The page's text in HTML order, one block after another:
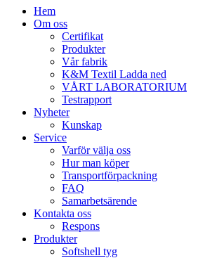
Hem
Om oss
Certifikat
Produkter
Vår fabrik
K&M Textil Ladda ned
VÅRT LABORATORIUM
Testrapport
Nyheter
Kunskap
Service
Varför välja oss
Hur man köper
Transportförpackning
FAQ
Samarbetsärende
Kontakta oss
Respons
Produkter
Softshell tyg